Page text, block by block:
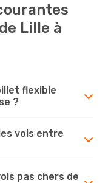
Lille à
flexible
?
vols entre
pas chers de